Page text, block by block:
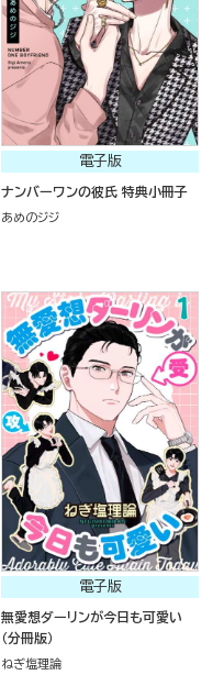
電子版
ナンバーワンの彼氏 特典小冊子
あめのジジ
電子版
無愛想ダーリンが今日も可愛い
（分冊版）
ねぎ塩理論